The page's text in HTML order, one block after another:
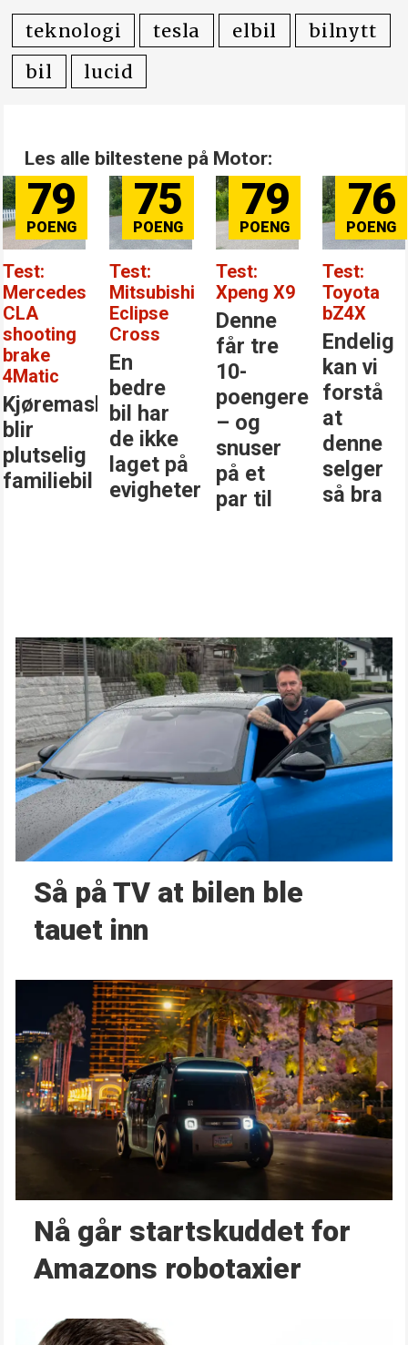
teknologi tesla elbil
bilnytt
bil
lucid
Les alle biltestene på Motor:
79
Test:
Mercedes
CLA
shooting
brake
4Matic
Kjøremaskinen
blir
plutselig
familiebil
75
Test:
Mitsubishi
Eclipse
Cross
En
bedre
bil har
de ikke
laget på
evigheter
79
Test:
Xpeng X9
Denne
får tre
10-
poengere
– og
snuser
på et
par til
76
Test:
Toyota
bZ4X
Endelig
kan vi
forstå
at
denne
selger
så bra
Så på TV at bilen ble
tauet inn
Nå går start­skuddet for
Amazons robotaxier